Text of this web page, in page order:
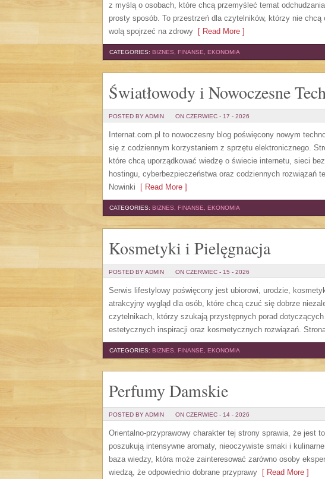
z myślą o osobach, które chcą przemyśleć temat
prosty sposób. To przestrzeń dla czytelników, którzy nie
wolą spojrzeć na zdrowy [ Read More ]
CATEGORIES: BIZNES, FINANSE, EKONOMIA
Światłowody i Nowoczesne
POSTED BY ADMIN ON CZERWIEC - 17 - 2026
Internat.com.pl to nowoczesny blog poświęcony nowym
się z codziennym korzystaniem z sprzętu elektronicznego.
które chcą uporządkować wiedzę o świecie internetu, sieci
hostingu, cyberbezpieczeństwa oraz codziennych rozwiązań
Nowinki [ Read More ]
CATEGORIES: BIZNES, FINANSE, EKONOMIA
Kosmetyki i Pielęgnacja
POSTED BY ADMIN ON CZERWIEC - 15 - 2026
Serwis lifestylowy poświęcony jest ubiorowi, urodzie,
atrakcyjny wygląd dla osób, które chcą czuć się dobrze
czytelnikach, którzy szukają przystępnych porad
estetycznych inspiracji oraz kosmetycznych rozwiązań.
CATEGORIES: BIZNES, FINANSE, EKONOMIA
Perfumy Damskie
POSTED BY ADMIN ON CZERWIEC - 14 - 2026
Orientalno-przyprawowy charakter tej strony sprawia, że jest
poszukują intensywne aromaty, nieoczywiste smaki i
baza wiedzy, która może zainteresować zarówno osoby
wiedzą, że odpowiednio dobrane przyprawy [ Read More ]